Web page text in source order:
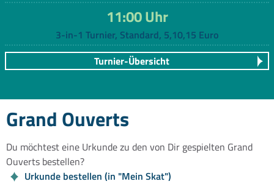
11:00 Uhr
3-in-1 Turnier, Standard, 5,10,15 Euro
Turnier-Übersicht
Grand Ouverts
Du möchtest eine Urkunde zu den von Dir gespielten Grand
Ouverts bestellen?
Urkunde bestellen (in "Mein Skat")